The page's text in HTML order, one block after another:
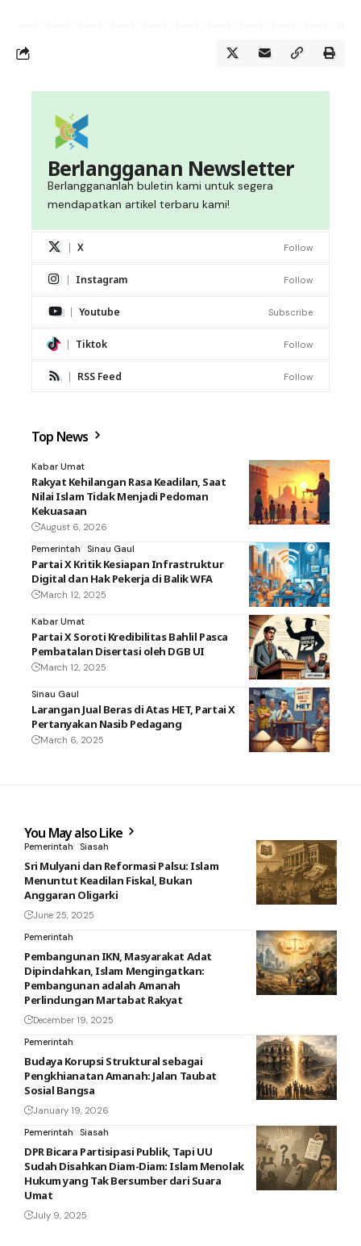
Berlangganan Newsletter
Berlanggananlah buletin kami untuk segera
mendapatkan artikel terbaru kami!
X Follow
Instagram Follow
Youtube Subscribe
Tiktok Follow
RSS Feed Follow
Top News
Kabar Umat
Rakyat Kehilangan Rasa Keadilan, Saat
Nilai Islam Tidak Menjadi Pedoman
Kekuasaan
August 6, 2026
Pemerintah
Sinau Gaul
Partai X Kritik Kesiapan Infrastruktur
Digital dan Hak Pekerja di Balik WFA
March 12, 2025
Kabar Umat
Partai X Soroti Kredibilitas Bahlil Pasca
Pembatalan Disertasi oleh DGB UI
March 12, 2025
Sinau Gaul
Larangan Jual Beras di Atas HET, Partai X
Pertanyakan Nasib Pedagang
March 6, 2025
You May also Like
Pemerintah Siasah
Sri Mulyani dan Reformasi Palsu: Islam
Menuntut Keadilan Fiskal, Bukan
Anggaran Oligarki
June 25, 2025
Pemerintah
Pembangunan IKN, Masyarakat Adat
Dipindahkan, Islam Mengingatkan:
Pembangunan adalah Amanah
Perlindungan Martabat Rakyat
December 19, 2025
Pemerintah
Budaya Korupsi Struktural sebagai
Pengkhianatan Amanah: Jalan Taubat
Sosial Bangsa
January 19, 2026
Pemerintah
Siasah
DPR Bicara Partisipasi Publik, Tapi UU
Sudah Disahkan Diam-Diam: Islam Menolak
Hukum yang Tak Bersumber dari Suara
Umat
July 9, 2025